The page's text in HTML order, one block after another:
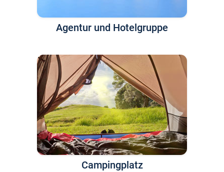
Agentur und Hotelgruppe
Campingplatz